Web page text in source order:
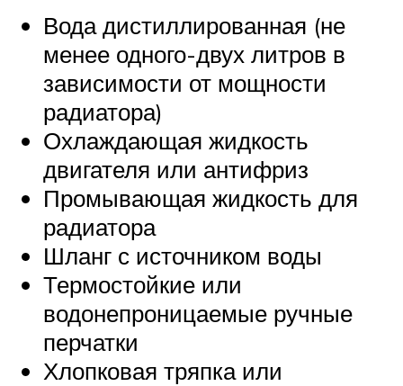
Вода дистиллированная (не
менее одного-двух литров в
зависимости от мощности
радиатора)
Охлаждающая жидкость
двигателя или антифриз
Промывающая жидкость для
радиатора
Шланг с источником воды
Термостойкие или
водонепроницаемые ручные
перчатки
Хлопковая тряпка или